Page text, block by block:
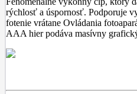
rýchlosť a úspornosť. Podporuje
fotenie vrátane Ovládania
AAA hier podáva masívny